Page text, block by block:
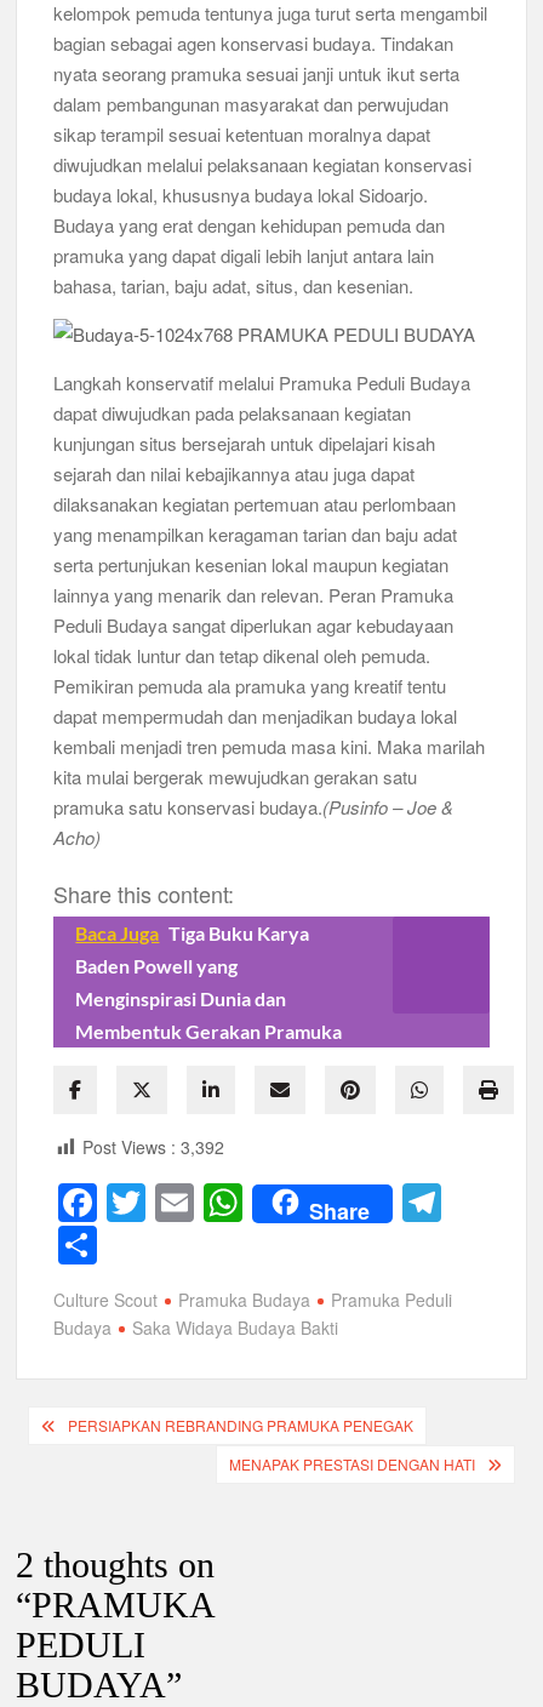
kelompok pemuda tentunya juga turut serta mengambil
bagian sebagai agen konservasi budaya. Tindakan
nyata seorang pramuka sesuai janji untuk ikut serta
dalam pembangunan masyarakat dan perwujudan
sikap terampil sesuai ketentuan moralnya dapat
diwujudkan melalui pelaksanaan kegiatan konservasi
budaya lokal, khususnya budaya lokal Sidoarjo.
Budaya yang erat dengan kehidupan pemuda dan
pramuka yang dapat digali lebih lanjut antara lain
bahasa, tarian, baju adat, situs, dan kesenian.
Langkah konservatif melalui Pramuka Peduli Budaya
dapat diwujudkan pada pelaksanaan kegiatan
kunjungan situs bersejarah untuk dipelajari kisah
sejarah dan nilai kebajikannya atau juga dapat
dilaksanakan kegiatan pertemuan atau perlombaan
yang menampilkan keragaman tarian dan baju adat
serta pertunjukan kesenian lokal maupun kegiatan
lainnya yang menarik dan relevan. Peran Pramuka
Peduli Budaya sangat diperlukan agar kebudayaan
lokal tidak luntur dan tetap dikenal oleh pemuda.
Pemikiran pemuda ala pramuka yang kreatif tentu
dapat mempermudah dan menjadikan budaya lokal
kembali menjadi tren pemuda masa kini. Maka marilah
kita mulai bergerak mewujudkan gerakan satu
pramuka satu konservasi budaya.(Pusinfo – Joe &
Acho)
Share this content:
Baca Juga Tiga Buku Karya
Baden Powell yang
Menginspirasi Dunia dan
Membentuk Gerakan Pramuka
Post Views : 3,392
F
a
c
e
o
o
T
wi
tt
er
E
m
ail
W
h
at
s
p
p
Share
e
gr
m
h
ar
Culture Scout Pramuka Budaya
Pramuka Peduli
Budaya
Saka Widaya Budaya Bakti
Navigasi
PERSIAPKAN REBRANDING PRAMUKA PENEGAK
MENAPAK PRESTASI DENGAN HATI
2 thoughts on
“PRAMUKA
PEDULI
BUDAYA”